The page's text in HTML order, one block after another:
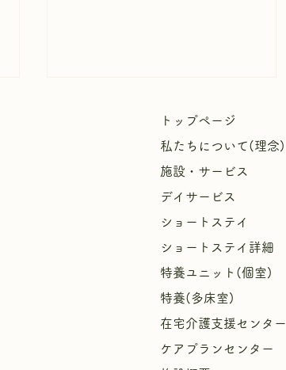
【中庭にひまわりが咲きまし
トップページ
私たちについて(理念)
施設・サービス
デイサービス
ショートステイ
ショートステイ詳細
特養ユニット(個室)
特養(多床室)
​在宅介護支援センター
ケアプランセンター